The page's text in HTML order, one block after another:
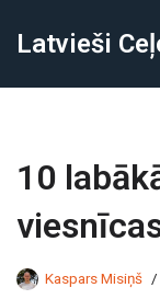
Latvieši
10
Kaspars Misiņš